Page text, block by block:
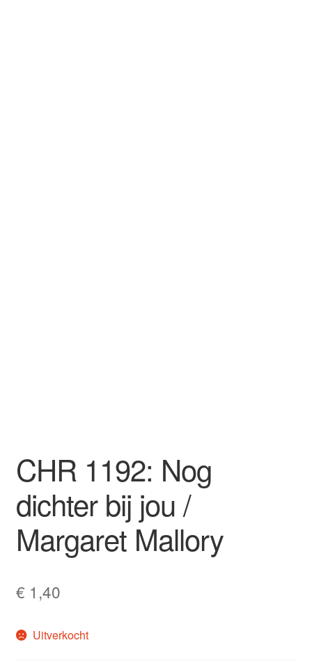
CHR 1192: Nog
dichter bij jou /
Margaret Mallory
€ 1,40
Uitverkocht